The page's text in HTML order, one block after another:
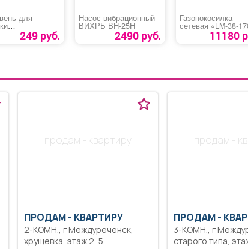
для
249 руб.
Насос вибрационный
ВИХРЬ ВН-25Н
2490 руб.
Газонокосилка
сетевая «LM-38-
11180
продам - квартиру
ПРОДАМ - КВАРТИРУ
2-КОМН., г Междуреченск,
хрущевка, этаж 2, 5,
продам -
ПРОДАМ -
3-КОМН., г Междуреченск,
старого типа, этаж